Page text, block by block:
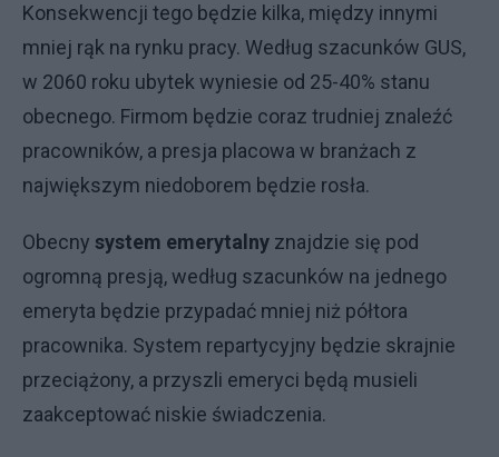
Konsekwencji tego będzie kilka, między innymi
mniej rąk na rynku pracy. Według szacunków GUS,
w 2060 roku ubytek wyniesie od 25-40% stanu
obecnego. Firmom będzie coraz trudniej znaleźć
pracowników, a presja placowa w branżach z
największym niedoborem będzie rosła.
Obecny system emerytalny znajdzie się pod
ogromną presją, według szacunków na jednego
emeryta będzie przypadać mniej niż półtora
pracownika. System repartycyjny będzie skrajnie
przeciążony, a przyszli emeryci będą musieli
zaakceptować niskie świadczenia.